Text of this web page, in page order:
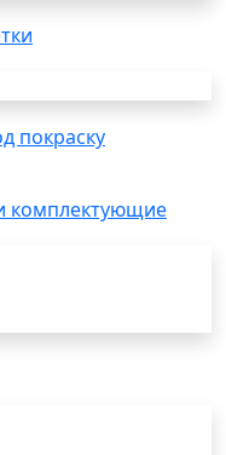
покраску
комплектующие